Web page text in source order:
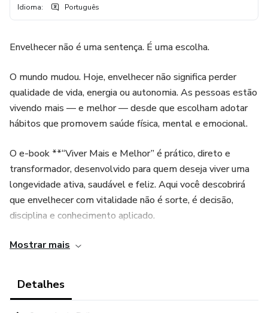
Idioma: Português
Envelhecer não é uma sentença. É uma escolha.
O mundo mudou. Hoje, envelhecer não significa perder
qualidade de vida, energia ou autonomia. As pessoas estão
vivendo mais — e melhor — desde que escolham adotar
hábitos que promovem saúde física, mental e emocional.
O e-book **“Viver Mais e Melhor” é prático, direto e
transformador, desenvolvido para quem deseja viver uma
longevidade ativa, saudável e feliz. Aqui você descobrirá
que envelhecer com vitalidade não é sorte, é decisão,
disciplina e conhecimento aplicado.
✅ Aumente sua energia e disposição diariamente.
Mostrar mais
Detalhes